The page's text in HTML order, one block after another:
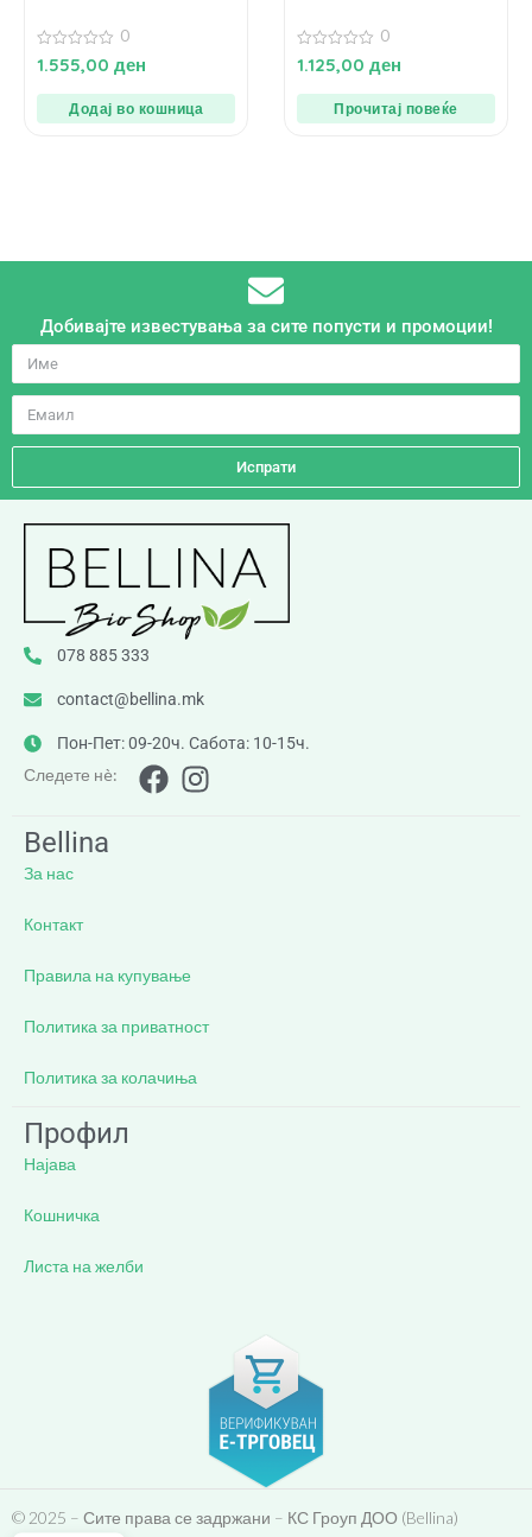
0
од
0
1.555,00 ден
Додај во кошница
0
од
0
1.125,00 ден
Прочитај повеќе
Добивајте известувања за сите попусти и промоции!
Испрати
078 885 333
contact@bellina.mk
Пон-Пет: 09-20ч. Сабота: 10-15ч.
Следете нè:
Bellina
За нас
Контакт
Правила на купување
Политика за приватност
Политика за колачиња
Профил
Најава
Кошничка
Листа на желби
© 2025 – Сите права се задржани – КС Гроуп ДОО (Bellina)